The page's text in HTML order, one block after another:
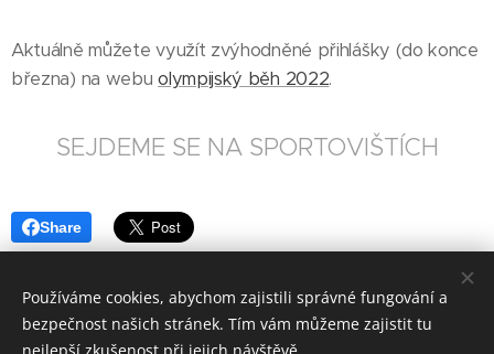
Aktuálně můžete využít zvýhodněné přihlášky (do konce
března) na webuolympijský běh 2022.
SEJDEME SE NA SPORTOVIŠTÍCH
Share
Používáme cookies, abychom zajistili správné fungování a
bezpečnost našich stránek. Tím vám můžeme zajistit tu